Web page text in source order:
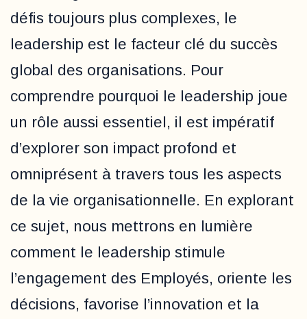
défis toujours plus complexes, le
leadership est le facteur clé du succès
global des organisations. Pour
comprendre pourquoi le leadership joue
un rôle aussi essentiel, il est impératif
d’explorer son impact profond et
omniprésent à travers tous les aspects
de la vie organisationnelle. En explorant
ce sujet, nous mettrons en lumière
comment le leadership stimule
l’engagement des Employés, oriente les
décisions, favorise l’innovation et la